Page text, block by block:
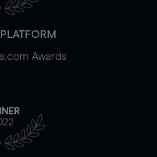
Awards